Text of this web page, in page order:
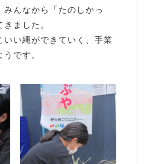
んなから「たのしかっ
ました。
いい縄ができていく、手業
です。